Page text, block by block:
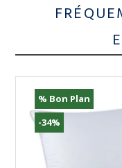
% Bon Plan
-34%